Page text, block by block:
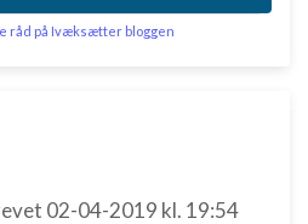
råd på Ivæksætter bloggen
02-04-2019 kl. 19:54